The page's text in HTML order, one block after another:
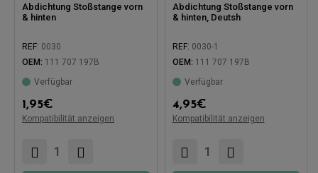
Abdichtung Stoßstange vorn
& hinten
REF: 0030
OEM: 111 707 197B
Verfügbar
1,95€
Kompatibilität anzeigen
Abdichtung Stoßstange vorn
& hinten, Deutsh
REF: 0030-1
OEM: 111 707 197B
Verfügbar
4,95€
Kompatibilität anzeigen